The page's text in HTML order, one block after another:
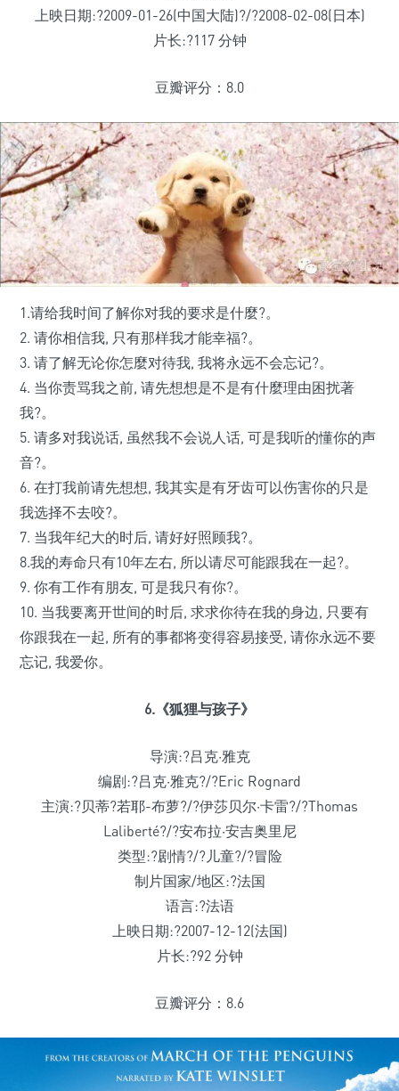
上映日期:?2009-01-26(中国大陆)?/?2008-02-08(日本)
片长:?117 分钟
豆瓣评分：8.0
1.请给我时间了解你对我的要求是什麼?。
2. 请你相信我, 只有那样我才能幸福?。
3. 请了解无论你怎麼对待我, 我将永远不会忘记?。
4. 当你责骂我之前, 请先想想是不是有什麼理由困扰著
我?。
5. 请多对我说话, 虽然我不会说人话, 可是我听的懂你的声
音?。
6. 在打我前请先想想, 我其实是有牙齿可以伤害你的只是
我选择不去咬?。
7. 当我年纪大的时后, 请好好照顾我?。
8.我的寿命只有10年左右, 所以请尽可能跟我在一起?。
9. 你有工作有朋友, 可是我只有你?。
10. 当我要离开世间的时后, 求求你待在我的身边, 只要有
你跟我在一起, 所有的事都将变得容易接受, 请你永远不要
忘记, 我爱你。
6.《狐狸与孩子》
导演:?吕克·雅克
编剧:?吕克·雅克?/?Eric Rognard
主演:?贝蒂?若耶-布萝?/?伊莎贝尔·卡雷?/?Thomas
Laliberté?/?安布拉·安吉奥里尼
类型:?剧情?/?儿童?/?冒险
制片国家/地区:?法国
语言:?法语
上映日期:?2007-12-12(法国)
片长:?92 分钟
豆瓣评分：8.6